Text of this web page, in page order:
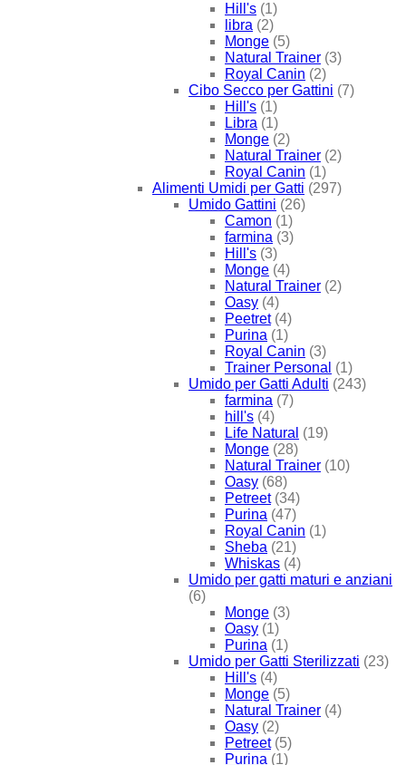
Hill's (1)
libra (2)
Monge (5)
Natural Trainer (3)
Royal Canin (2)
Cibo Secco per Gattini (7)
Hill's (1)
Libra (1)
Monge (2)
Natural Trainer (2)
Royal Canin (1)
Alimenti Umidi per Gatti (297)
Umido Gattini (26)
Camon (1)
farmina (3)
Hill's (3)
Monge (4)
Natural Trainer (2)
Oasy (4)
Peetret (4)
Purina (1)
Royal Canin (3)
Trainer Personal (1)
Umido per Gatti Adulti (243)
farmina (7)
hill's (4)
Life Natural (19)
Monge (28)
Natural Trainer (10)
Oasy (68)
Petreet (34)
Purina (47)
Royal Canin (1)
Sheba (21)
Whiskas (4)
Umido per gatti maturi e anziani
(6)
Monge (3)
Oasy (1)
Purina (1)
Umido per Gatti Sterilizzati (23)
Hill's (4)
Monge (5)
Natural Trainer (4)
Oasy (2)
Petreet (5)
Purina (1)